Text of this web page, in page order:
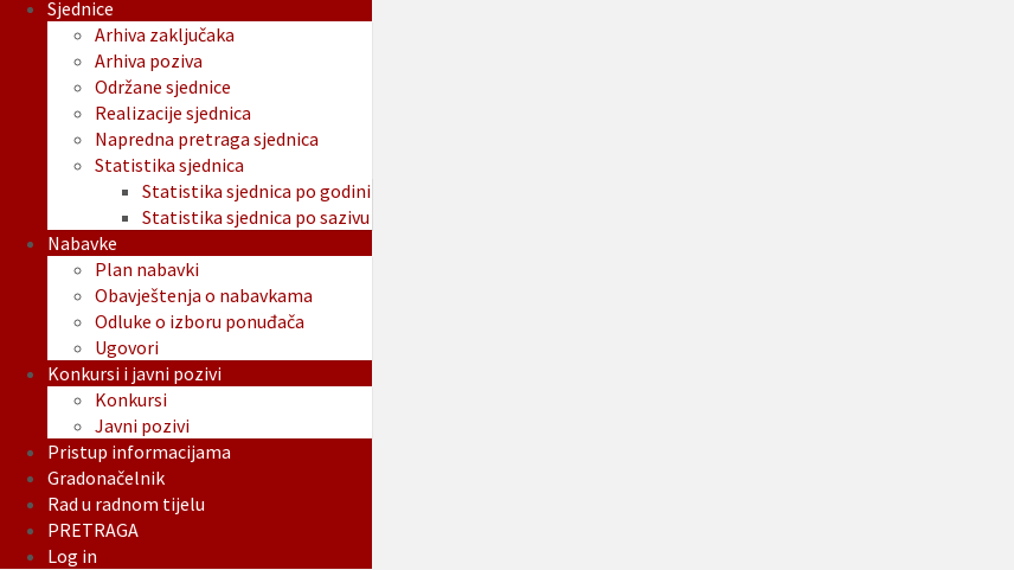
Sjednice
Arhiva zaključaka
Arhiva poziva
Održane sjednice
Realizacije sjednica
Napredna pretraga sjednica
Statistika sjednica
Statistika sjednica po godini
Statistika sjednica po sazivu
Nabavke
Plan nabavki
Obavještenja o nabavkama
Odluke o izboru ponuđača
Ugovori
Konkursi i javni pozivi
Konkursi
Javni pozivi
Pristup informacijama
Gradonačelnik
Rad u radnom tijelu
PRETRAGA
Log in